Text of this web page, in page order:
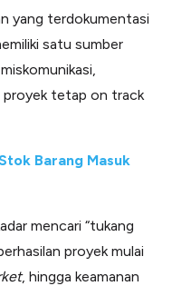
yang terdokumentasi
satu sumber
proyek tetap on track
Barang Masuk
mencari “tukang
proyek mulai
, hingga keamanan